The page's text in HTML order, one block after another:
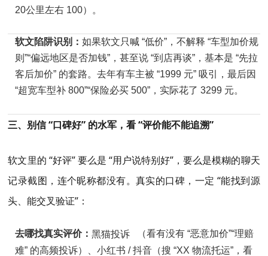
20公里左右 100）。
软文陷阱识别：如果软文只喊 “低价”，不解释 “车型加价规
则”“偏远地区是否加钱”，甚至说 “到店再谈”，基本是 “先拉
客后加价” 的套路。去年有车主被 “1999 元” 吸引，最后因
“超宽车型补 800”“保险必买 500”，实际花了 3299 元。
三、别信 “口碑好” 的水军，看 “评价能不能追溯”
软文里的 “好评” 要么是 “用户说特别好”，要么是模糊的聊天
记录截图，连个昵称都没有。真实的口碑，一定 “能找到源
头、能交叉验证”：
去哪找真实评价：黑猫投诉
（看有没有 “恶意加价”“理赔
难” 的高频投诉）、小红书 / 抖音（搜 “XX 物流托运”，看